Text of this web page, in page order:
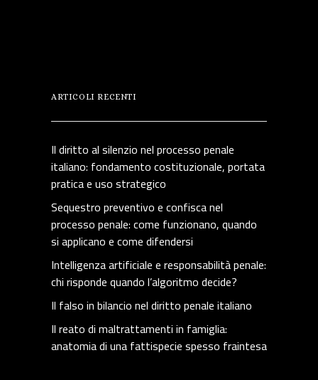
ARTICOLI RECENTI
Il diritto al silenzio nel processo penale
italiano: fondamento costituzionale, portata
pratica e uso strategico
Sequestro preventivo e confisca nel
processo penale: come funzionano, quando
si applicano e come difendersi
Intelligenza artificiale e responsabilità penale:
chi risponde quando l’algoritmo decide?
Il falso in bilancio nel diritto penale italiano
Il reato di maltrattamenti in famiglia:
anatomia di una fattispecie spesso fraintesa